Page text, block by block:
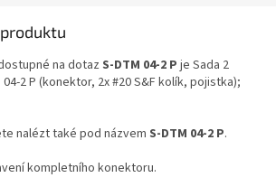
na dotaz S-DTM 04-2 P je Sada 2
2 P (konektor, 2x #20 S&F kolík, pojistka);
nalézt také pod názvem S-DTM 04-2 P.
kompletního konektoru.